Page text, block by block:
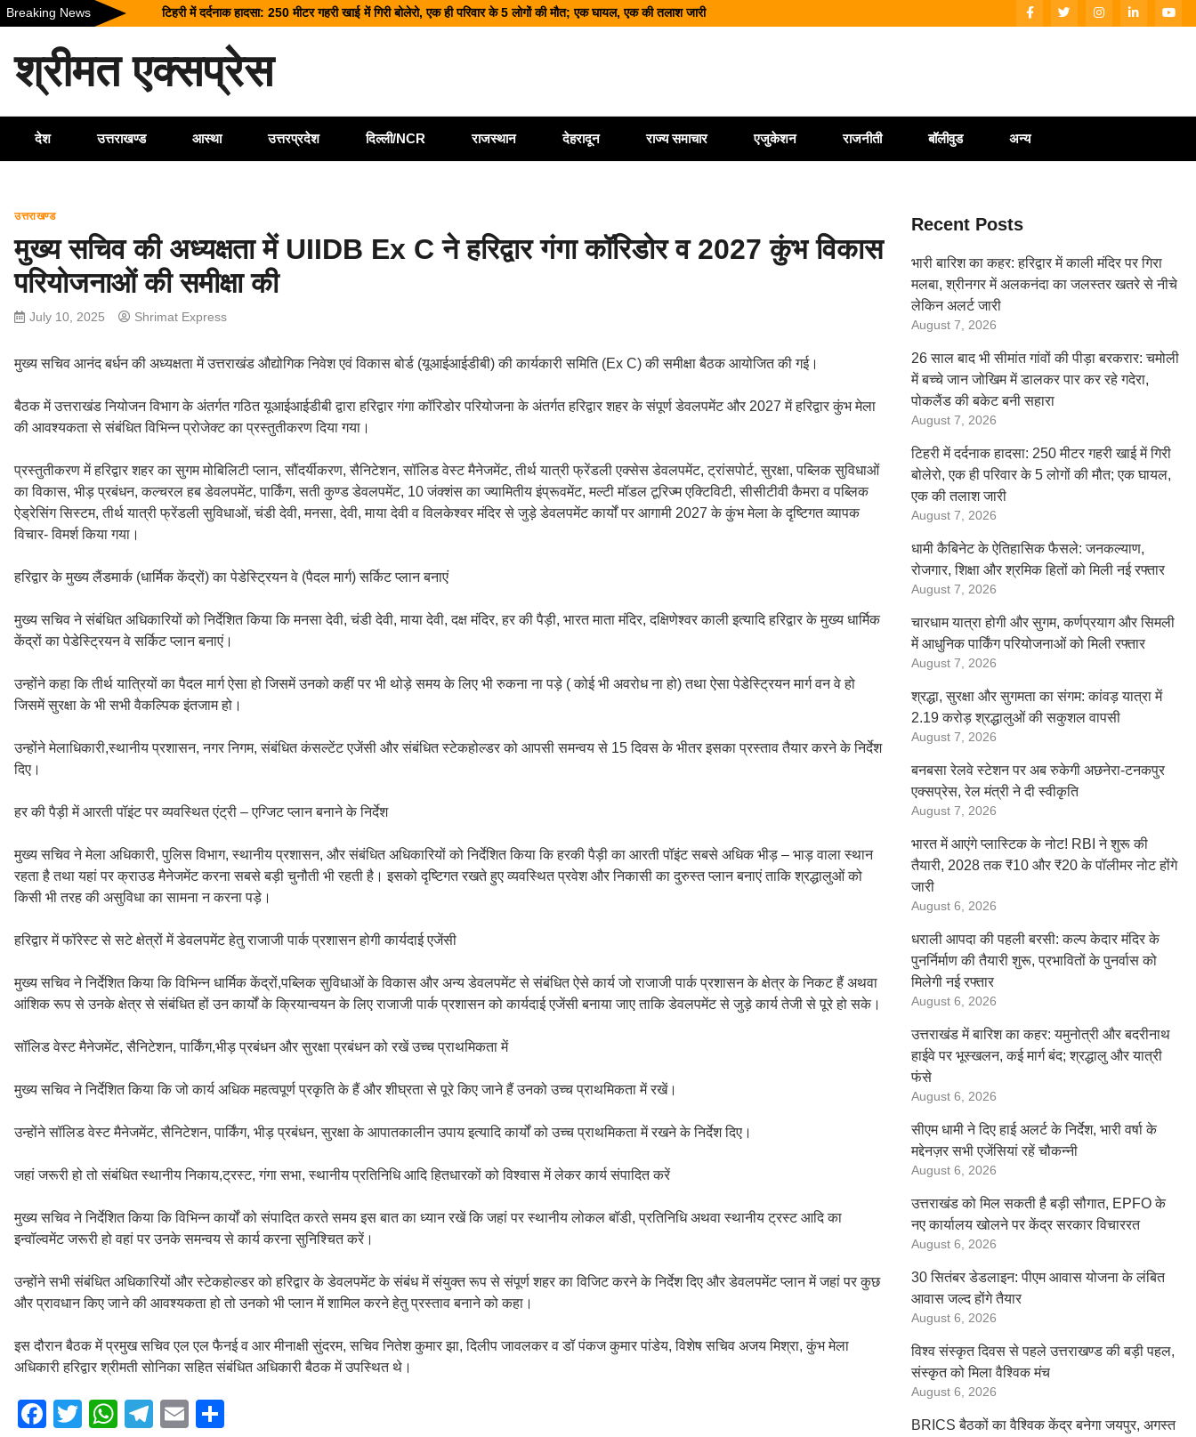
Skip
to
Breaking News
टिहरी में दर्दनाक हादसा: 250 मीटर गहरी खाई में गिरी बोलेरो, एक ही परिवार के 5 लोगों की मौत; एक घायल, एक की तलाश जारी
चारधाम यात्रा होगी और सुगम, कर्णप्रयाग और सिमली में आधुनिक पार्किंग परियोजनाओं को मिली रफ्तार
भारी बारिश का कहर: हरिद्वार में काली मंदिर पर गिरा मलबा, श्रीनगर में अलकनंदा का जलस्तर खतरे से नीचे लेकिन अलर्ट जारी
26 साल बाद भी सीमांत गांवों की पीड़ा बरकरार: चमोली में बच्चे जान जोखिम में डालकर पार कर रहे गदेरा, पोकलैंड की बकेट बनी सहारा
श्रीमत एक्सप्रेस
देश उत्तराखण्ड आस्था उत्तरप्रदेश दिल्ली/NCR राजस्थान देहरादून राज्य समाचार एजुकेशन राजनीती बॉलीवुड अन्य
उत्तराखण्ड
मुख्य सचिव की अध्यक्षता में UIIDB Ex C ने हरिद्वार गंगा कॉरिडोर व 2027 कुंभ विकास
परियोजनाओं की समीक्षा की
July 10, 2025 Shrimat Express
मुख्य सचिव आनंद बर्धन की अध्यक्षता में उत्तराखंड औद्योगिक निवेश एवं विकास बोर्ड (यूआईआईडीबी) की कार्यकारी समिति (Ex C) की समीक्षा बैठक आयोजित की गई।
बैठक में उत्तराखंड नियोजन विभाग के अंतर्गत गठित यूआईआईडीबी द्वारा हरिद्वार गंगा कॉरिडोर परियोजना के अंतर्गत हरिद्वार शहर के संपूर्ण डेवलपमेंट और 2027 में हरिद्वार कुंभ मेला
की आवश्यकता से संबंधित विभिन्न प्रोजेक्ट का प्रस्तुतीकरण दिया गया।
प्रस्तुतीकरण में हरिद्वार शहर का सुगम मोबिलिटी प्लान, सौंदर्यीकरण, सैनिटेशन, सॉलिड वेस्ट मैनेजमेंट, तीर्थ यात्री फ्रेंडली एक्सेस डेवलपमेंट, ट्रांसपोर्ट, सुरक्षा, पब्लिक सुविधाओं
का विकास, भीड़ प्रबंधन, कल्चरल हब डेवलपमेंट, पार्किंग, सती कुण्ड डेवलपमेंट, 10 जंक्शंस का ज्यामितीय इंप्रूवमेंट, मल्टी मॉडल टूरिज्म एक्टिविटी, सीसीटीवी कैमरा व पब्लिक
ऐड्रेसिंग सिस्टम, तीर्थ यात्री फ्रेंडली सुविधाओं, चंडी देवी, मनसा, देवी, माया देवी व विलकेश्वर मंदिर से जुड़े डेवलपमेंट कार्यों पर आगामी 2027 के कुंभ मेला के दृष्टिगत व्यापक
विचार- विमर्श किया गया।
हरिद्वार के मुख्य लैंडमार्क (धार्मिक केंद्रों) का पेडेस्ट्रियन वे (पैदल मार्ग) सर्किट प्लान बनाएं
मुख्य सचिव ने संबंधित अधिकारियों को निर्देशित किया कि मनसा देवी, चंडी देवी, माया देवी, दक्ष मंदिर, हर की पैड़ी, भारत माता मंदिर, दक्षिणेश्वर काली इत्यादि हरिद्वार के मुख्य धार्मिक
केंद्रों का पेडेस्ट्रियन वे सर्किट प्लान बनाएं।
उन्होंने कहा कि तीर्थ यात्रियों का पैदल मार्ग ऐसा हो जिसमें उनको कहीं पर भी थोड़े समय के लिए भी रुकना ना पड़े ( कोई भी अवरोध ना हो) तथा ऐसा पेडेस्ट्रियन मार्ग वन वे हो
जिसमें सुरक्षा के भी सभी वैकल्पिक इंतजाम हो।
उन्होंने मेलाधिकारी,स्थानीय प्रशासन, नगर निगम, संबंधित कंसल्टेंट एजेंसी और संबंधित स्टेकहोल्डर को आपसी समन्वय से 15 दिवस के भीतर इसका प्रस्ताव तैयार करने के निर्देश
दिए।
हर की पैड़ी में आरती पॉइंट पर व्यवस्थित एंट्री – एग्जिट प्लान बनाने के निर्देश
मुख्य सचिव ने मेला अधिकारी, पुलिस विभाग, स्थानीय प्रशासन, और संबंधित अधिकारियों को निर्देशित किया कि हरकी पैड़ी का आरती पॉइंट सबसे अधिक भीड़ – भाड़ वाला स्थान
रहता है तथा यहां पर क्राउड मैनेजमेंट करना सबसे बड़ी चुनौती भी रहती है। इसको दृष्टिगत रखते हुए व्यवस्थित प्रवेश और निकासी का दुरुस्त प्लान बनाएं ताकि श्रद्धालुओं को
किसी भी तरह की असुविधा का सामना न करना पड़े।
हरिद्वार में फॉरेस्ट से सटे क्षेत्रों में डेवलपमेंट हेतु राजाजी पार्क प्रशासन होगी कार्यदाई एजेंसी
मुख्य सचिव ने निर्देशित किया कि विभिन्न धार्मिक केंद्रों,पब्लिक सुविधाओं के विकास और अन्य डेवलपमेंट से संबंधित ऐसे कार्य जो राजाजी पार्क प्रशासन के क्षेत्र के निकट हैं अथवा
आंशिक रूप से उनके क्षेत्र से संबंधित हों उन कार्यों के क्रियान्वयन के लिए राजाजी पार्क प्रशासन को कार्यदाई एजेंसी बनाया जाए ताकि डेवलपमेंट से जुड़े कार्य तेजी से पूरे हो सके।
सॉलिड वेस्ट मैनेजमेंट, सैनिटेशन, पार्किंग,भीड़ प्रबंधन और सुरक्षा प्रबंधन को रखें उच्च प्राथमिकता में
मुख्य सचिव ने निर्देशित किया कि जो कार्य अधिक महत्वपूर्ण प्रकृति के हैं और शीघ्रता से पूरे किए जाने हैं उनको उच्च प्राथमिकता में रखें।
उन्होंने सॉलिड वेस्ट मैनेजमेंट, सैनिटेशन, पार्किंग, भीड़ प्रबंधन, सुरक्षा के आपातकालीन उपाय इत्यादि कार्यों को उच्च प्राथमिकता में रखने के निर्देश दिए।
जहां जरूरी हो तो संबंधित स्थानीय निकाय,ट्रस्ट, गंगा सभा, स्थानीय प्रतिनिधि आदि हितधारकों को विश्वास में लेकर कार्य संपादित करें
मुख्य सचिव ने निर्देशित किया कि विभिन्न कार्यों को संपादित करते समय इस बात का ध्यान रखें कि जहां पर स्थानीय लोकल बॉडी, प्रतिनिधि अथवा स्थानीय ट्रस्ट आदि का
इन्वॉल्वमेंट जरूरी हो वहां पर उनके समन्वय से कार्य करना सुनिश्चित करें।
उन्होंने सभी संबंधित अधिकारियों और स्टेकहोल्डर को हरिद्वार के डेवलपमेंट के संबंध में संयुक्त रूप से संपूर्ण शहर का विजिट करने के निर्देश दिए और डेवलपमेंट प्लान में जहां पर कुछ
और प्रावधान किए जाने की आवश्यकता हो तो उनको भी प्लान में शामिल करने हेतु प्रस्ताव बनाने को कहा।
इस दौरान बैठक में प्रमुख सचिव एल एल फैनई व आर मीनाक्षी सुंदरम, सचिव नितेश कुमार झा, दिलीप जावलकर व डॉ पंकज कुमार पांडेय, विशेष सचिव अजय मिश्रा, कुंभ मेला
अधिकारी हरिद्वार श्रीमती सोनिका सहित संबंधित अधिकारी बैठक में उपस्थित थे।
F
T
W
T
E
Recent Posts
भारी बारिश का कहर: हरिद्वार में काली मंदिर पर गिरा
मलबा, श्रीनगर में अलकनंदा का जलस्तर खतरे से नीचे
लेकिन अलर्ट जारी
August 7, 2026
26 साल बाद भी सीमांत गांवों की पीड़ा बरकरार: चमोली
में बच्चे जान जोखिम में डालकर पार कर रहे गदेरा,
पोकलैंड की बकेट बनी सहारा
August 7, 2026
टिहरी में दर्दनाक हादसा: 250 मीटर गहरी खाई में गिरी
बोलेरो, एक ही परिवार के 5 लोगों की मौत; एक घायल,
एक की तलाश जारी
August 7, 2026
धामी कैबिनेट के ऐतिहासिक फैसले: जनकल्याण,
रोजगार, शिक्षा और श्रमिक हितों को मिली नई रफ्तार
August 7, 2026
चारधाम यात्रा होगी और सुगम, कर्णप्रयाग और सिमली
में आधुनिक पार्किंग परियोजनाओं को मिली रफ्तार
August 7, 2026
श्रद्धा, सुरक्षा और सुगमता का संगम: कांवड़ यात्रा में
2.19 करोड़ श्रद्धालुओं की सकुशल वापसी
August 7, 2026
बनबसा रेलवे स्टेशन पर अब रुकेगी अछनेरा-टनकपुर
एक्सप्रेस, रेल मंत्री ने दी स्वीकृति
August 7, 2026
भारत में आएंगे प्लास्टिक के नोट! RBI ने शुरू की
तैयारी, 2028 तक ₹10 और ₹20 के पॉलीमर नोट होंगे
जारी
August 6, 2026
धराली आपदा की पहली बरसी: कल्प केदार मंदिर के
पुनर्निर्माण की तैयारी शुरू, प्रभावितों के पुनर्वास को
मिलेगी नई रफ्तार
August 6, 2026
उत्तराखंड में बारिश का कहर: यमुनोत्री और बदरीनाथ
हाईवे पर भूस्खलन, कई मार्ग बंद; श्रद्धालु और यात्री
फंसे
August 6, 2026
सीएम धामी ने दिए हाई अलर्ट के निर्देश, भारी वर्षा के
मद्देनज़र सभी एजेंसियां रहें चौकन्नी
August 6, 2026
उत्तराखंड को मिल सकती है बड़ी सौगात, EPFO के
नए कार्यालय खोलने पर केंद्र सरकार विचाररत
August 6, 2026
30 सितंबर डेडलाइन: पीएम आवास योजना के लंबित
आवास जल्द होंगे तैयार
August 6, 2026
विश्व संस्कृत दिवस से पहले उत्तराखण्ड की बड़ी पहल,
संस्कृत को मिला वैश्विक मंच
August 6, 2026
BRICS बैठकों का वैश्विक केंद्र बनेगा जयपुर, अगस्त